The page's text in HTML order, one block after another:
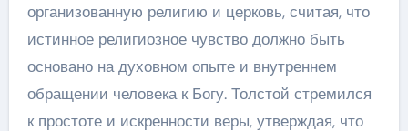
организованную религию и церковь, считая, что
истинное религиозное чувство должно быть
основано на духовном опыте и внутреннем
обращении человека к Богу. Толстой стремился
к простоте и искренности веры, утверждая, что